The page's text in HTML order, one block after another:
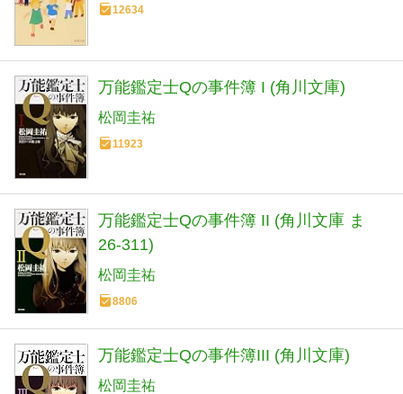
12634
万能鑑定士Qの事件簿 I (角川文庫)
松岡圭祐
11923
万能鑑定士Qの事件簿 II (角川文庫 ま
26-311)
松岡圭祐
8806
万能鑑定士Qの事件簿III (角川文庫)
松岡圭祐